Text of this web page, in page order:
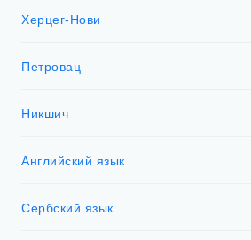
Херцег-Нови
Петровац
Никшич
Английский язык
Сербский язык